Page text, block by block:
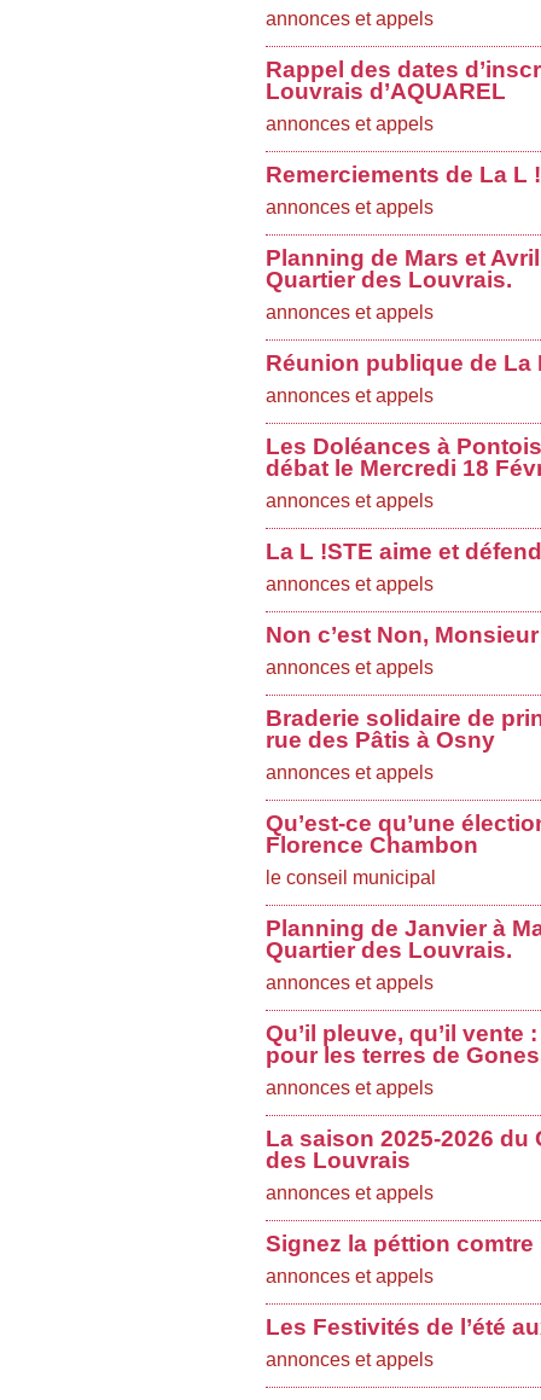
annonces et appels
Rappel des dates
Louvrais d’AQUAREL
annonces et appels
Remerciements de La L
annonces et appels
Planning de Mars et
Quartier des Louvrais.
annonces et appels
Réunion publique de La
annonces et appels
Les Doléances à
débat le Mercredi 18
annonces et appels
La L !STE aime et
annonces et appels
Non c’est Non,
annonces et appels
Braderie solidaire de
rue des Pâtis à Osny
annonces et appels
Qu’est-ce qu’une
Florence Chambon
le conseil municipal
Planning de Janvier à
Quartier des Louvrais.
annonces et appels
Qu’il pleuve, qu’il vente
pour les terres de
annonces et appels
La saison 2025-2026
des Louvrais
annonces et appels
Signez la péttion
annonces et appels
Les Festivités de l’été
annonces et appels